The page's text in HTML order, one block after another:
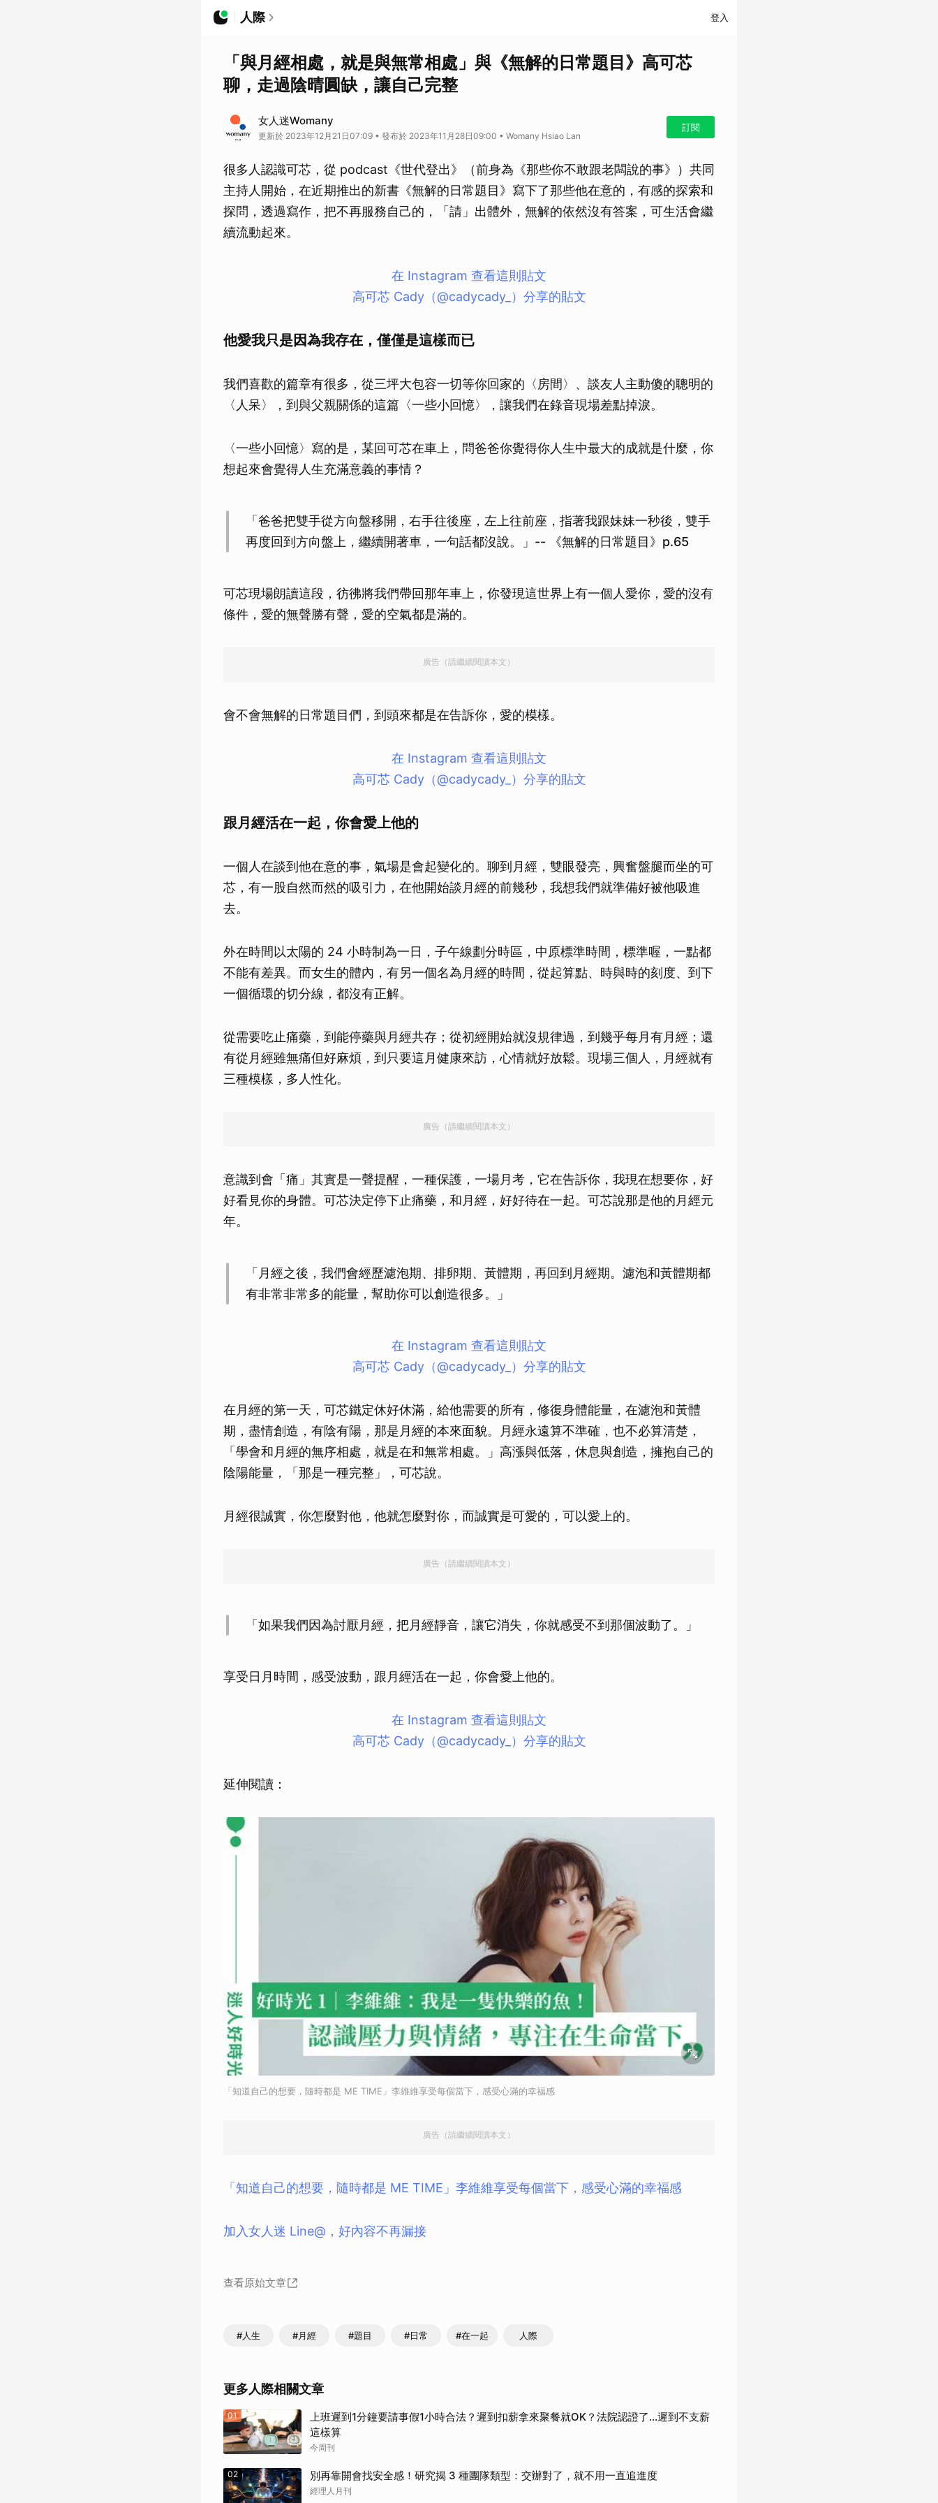
人際 登入
「與月經相處，就是與無常相處」與《無解的日常題目》高可芯
聊，走過陰晴圓缺，讓自己完整
女人迷Womany
更新於 2023年12月21日07:09 • 發布於 2023年11月28日09:00 • Womany Hsiao Lan
訂閱
很多人認識可芯，從 podcast《世代登出》（前身為《那些你不敢跟老闆說的事》）共同
主持人開始，在近期推出的新書《無解的日常題目》寫下了那些他在意的，有感的探索和
探問，透過寫作，把不再服務自己的，「請」出體外，無解的依然沒有答案，可生活會繼
續流動起來。
在 Instagram 查看這則貼文
高可芯 Cady（@cadycady_）分享的貼文
他愛我只是因為我存在，僅僅是這樣而已
我們喜歡的篇章有很多，從三坪大包容一切等你回家的〈房間〉、談友人主動傻的聰明的
〈人呆〉，到與父親關係的這篇〈一些小回憶〉，讓我們在錄音現場差點掉淚。
〈一些小回憶〉寫的是，某回可芯在車上，問爸爸你覺得你人生中最大的成就是什麼，你
想起來會覺得人生充滿意義的事情？
「爸爸把雙手從方向盤移開，右手往後座，左上往前座，指著我跟妹妹一秒後，雙手
再度回到方向盤上，繼續開著車，一句話都沒說。」-- 《無解的日常題目》p.65
可芯現場朗讀這段，彷彿將我們帶回那年車上，你發現這世界上有一個人愛你，愛的沒有
條件，愛的無聲勝有聲，愛的空氣都是滿的。
廣告（請繼續閱讀本文）
會不會無解的日常題目們，到頭來都是在告訴你，愛的模樣。
在 Instagram 查看這則貼文
高可芯 Cady（@cadycady_）分享的貼文
跟月經活在一起，你會愛上他的
一個人在談到他在意的事，氣場是會起變化的。聊到月經，雙眼發亮，興奮盤腿而坐的可
芯，有一股自然而然的吸引力，在他開始談月經的前幾秒，我想我們就準備好被他吸進
去。
外在時間以太陽的 24 小時制為一日，子午線劃分時區，中原標準時間，標準喔，一點都
不能有差異。而女生的體內，有另一個名為月經的時間，從起算點、時與時的刻度、到下
一個循環的切分線，都沒有正解。
從需要吃止痛藥，到能停藥與月經共存；從初經開始就沒規律過，到幾乎每月有月經；還
有從月經雖無痛但好麻煩，到只要這月健康來訪，心情就好放鬆。現場三個人，月經就有
三種模樣，多人性化。
廣告（請繼續閱讀本文）
意識到會「痛」其實是一聲提醒，一種保護，一場月考，它在告訴你，我現在想要你，好
好看見你的身體。可芯決定停下止痛藥，和月經，好好待在一起。可芯說那是他的月經元
年。
「月經之後，我們會經歷濾泡期、排卵期、黃體期，再回到月經期。濾泡和黃體期都
有非常非常多的能量，幫助你可以創造很多。」
在 Instagram 查看這則貼文
高可芯 Cady（@cadycady_）分享的貼文
在月經的第一天，可芯鐵定休好休滿，給他需要的所有，修復身體能量，在濾泡和黃體
期，盡情創造，有陰有陽，那是月經的本來面貌。月經永遠算不準確，也不必算清楚，
「學會和月經的無序相處，就是在和無常相處。」高漲與低落，休息與創造，擁抱自己的
陰陽能量，「那是一種完整」，可芯說。
月經很誠實，你怎麼對他，他就怎麼對你，而誠實是可愛的，可以愛上的。
廣告（請繼續閱讀本文）
「如果我們因為討厭月經，把月經靜音，讓它消失，你就感受不到那個波動了。」
享受日月時間，感受波動，跟月經活在一起，你會愛上他的。
在 Instagram 查看這則貼文
高可芯 Cady（@cadycady_）分享的貼文
延伸閱讀：
「知道自己的想要，隨時都是 ME TIME」李維維享受每個當下，感受心滿的幸福感
廣告（請繼續閱讀本文）
「知道自己的想要，隨時都是 ME TIME」李維維享受每個當下，感受心滿的幸福感
加入女人迷 Line@，好內容不再漏接
查看原始文章
#人生 #月經 #題目 #日常 #在一起 人際
更多人際相關文章
01
上班遲到1分鐘要請事假1小時合法？遲到扣薪拿來聚餐就OK？法院認證了…遲到不支薪
這樣算
今周刊
02 別再靠開會找安全感！研究揭 3 種團隊類型：交辦對了，就不用一直追進度
經理人月刊